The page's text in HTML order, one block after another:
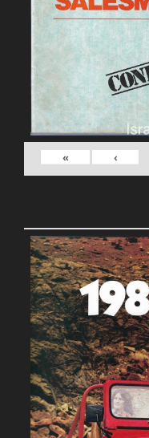
›
»